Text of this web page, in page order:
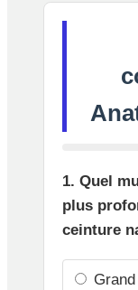
1. Quel
plus
ceinture